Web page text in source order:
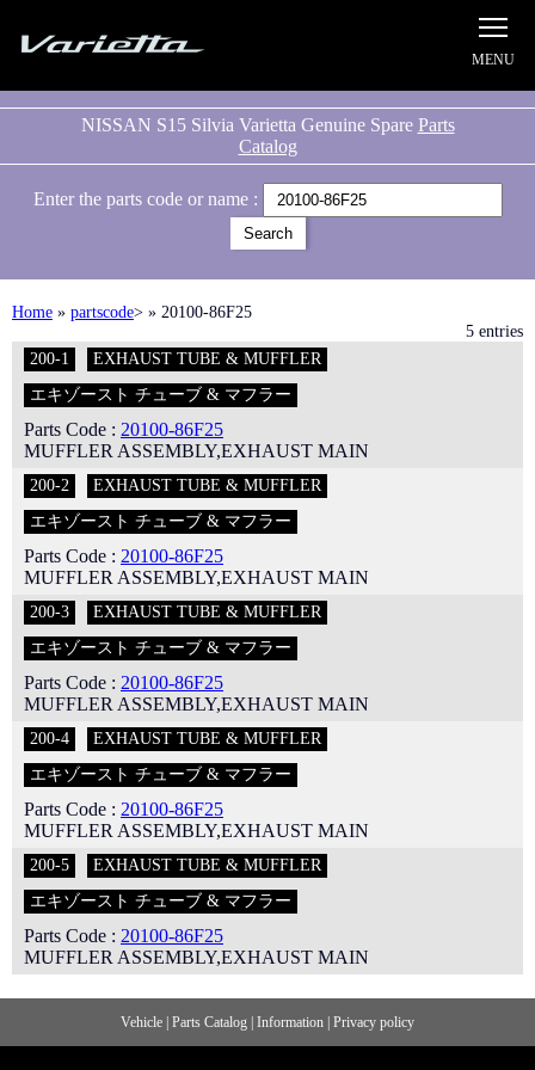
NISSAN S15 Silvia Varietta Genuine Spare Parts
Catalog
Enter the parts code or name :
Home » partscode> » 20100-86F25
5 entries
200-1
EXHAUST TUBE & MUFFLER
エキゾースト チューブ & マフラー
Parts Code : 20100-86F25
MUFFLER ASSEMBLY,EXHAUST MAIN
200-2
EXHAUST TUBE & MUFFLER
エキゾースト チューブ & マフラー
Parts Code : 20100-86F25
MUFFLER ASSEMBLY,EXHAUST MAIN
200-3
EXHAUST TUBE & MUFFLER
エキゾースト チューブ & マフラー
Parts Code : 20100-86F25
MUFFLER ASSEMBLY,EXHAUST MAIN
200-4
EXHAUST TUBE & MUFFLER
エキゾースト チューブ & マフラー
Parts Code : 20100-86F25
MUFFLER ASSEMBLY,EXHAUST MAIN
200-5
EXHAUST TUBE & MUFFLER
エキゾースト チューブ & マフラー
Parts Code : 20100-86F25
MUFFLER ASSEMBLY,EXHAUST MAIN
Vehicle Parts Catalog Information Privacy policy